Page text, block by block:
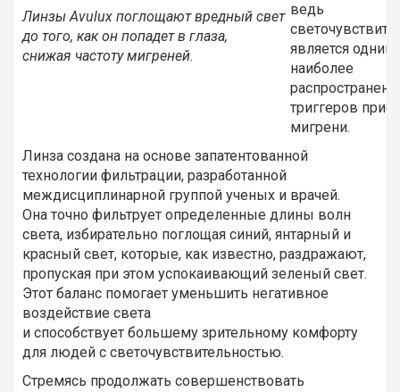
ведь
является одним
наиболее
триггеров
мигрени.
Линзы Avulux поглощают вредный свет
до того, как он попадет в глаза,
снижая частоту мигреней.
Линза создана на основе запатентованной
технологии фильтрации, разработанной
междисциплинарной группой ученых и врачей.
Она точно фильтрует определенные длины волн
света, избирательно поглощая синий, янтарный и
красный свет, которые, как известно, раздражают,
пропуская при этом успокаивающий зеленый свет.
Этот баланс помогает уменьшить негативное
воздействие света
и способствует большему зрительному комфорту
для людей с светочувствительностью.
Стремясь продолжать совершенствовать